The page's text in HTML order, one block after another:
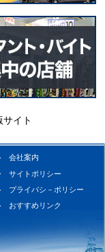
サイト
会社案内
サイトポリシー
プライバシ－ポリシー
おすすめリンク